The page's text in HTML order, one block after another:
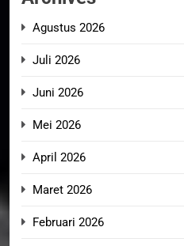
Agustus 2026
Juli 2026
Juni 2026
Mei 2026
April 2026
Maret 2026
Februari 2026